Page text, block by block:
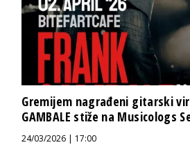
Gremijem nagrađeni gitarski
GAMBALE stiže na Musicologs
24/03/2026 | 17:00